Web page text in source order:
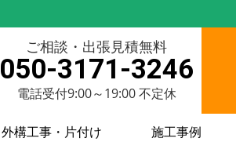
ご相談・出張見積無料
050-3171-3246
電話受付9:00～19:00 不定休
外構工事・片付け 施工事例